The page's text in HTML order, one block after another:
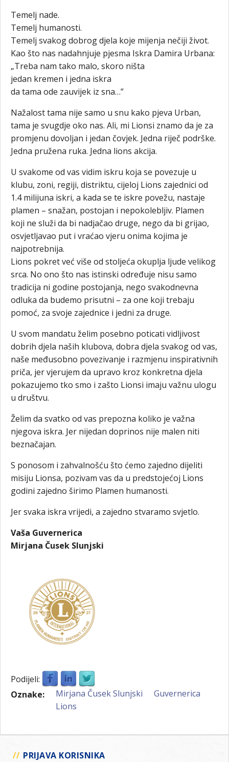
Temelj nade.
Temelj humanosti.
Temelj svakog dobrog djela koje mijenja nečiji život.
Kao što nas nadahnjuje pjesma Iskra Damira Urbana:
„Treba nam tako malo, skoro ništa
jedan kremen i jedna iskra
da tama ode zauvijek iz sna…”
Nažalost tama nije samo u snu kako pjeva Urban,
tama je svugdje oko nas. Ali, mi Lionsi znamo da je za
promjenu dovoljan i jedan čovjek. Jedna riječ podrške.
Jedna pružena ruka. Jedna lions akcija.
U svakome od vas vidim iskru koja se povezuje u
klubu, zoni, regiji, distriktu, cijeloj Lions zajednici od
1.4 milijuna iskri, a kada se te iskre povežu, nastaje
plamen – snažan, postojan i nepokolebljiv. Plamen
koji ne služi da bi nadjačao druge, nego da bi grijao,
osvjetljavao put i vraćao vjeru onima kojima je
najpotrebnija.
Lions pokret već više od stoljeća okuplja ljude velikog
srca. No ono što nas istinski određuje nisu samo
tradicija ni godine postojanja, nego svakodnevna
odluka da budemo prisutni – za one koji trebaju
pomoć, za svoje zajednice i jedni za druge.
U svom mandatu želim posebno poticati vidljivost
dobrih djela naših klubova, dobra djela svakog od vas,
naše međusobno povezivanje i razmjenu inspirativnih
priča, jer vjerujem da upravo kroz konkretna djela
pokazujemo tko smo i zašto Lionsi imaju važnu ulogu
u društvu.
Želim da svatko od vas prepozna koliko je važna
njegova iskra. Jer nijedan doprinos nije malen niti
beznačajan.
S ponosom i zahvalnošću što ćemo zajedno dijeliti
misiju Lionsa, pozivam vas da u predstojećoj Lions
godini zajedno širimo Plamen humanosti.
Jer svaka iskra vrijedi, a zajedno stvaramo svjetlo.
Vaša Guvernerica
Mirjana Čusek Slunjski
Podijeli:
Oznake:
Mirjana Čusek Slunjski
Guvernerica
Lions
PRIJAVA KORISNIKA